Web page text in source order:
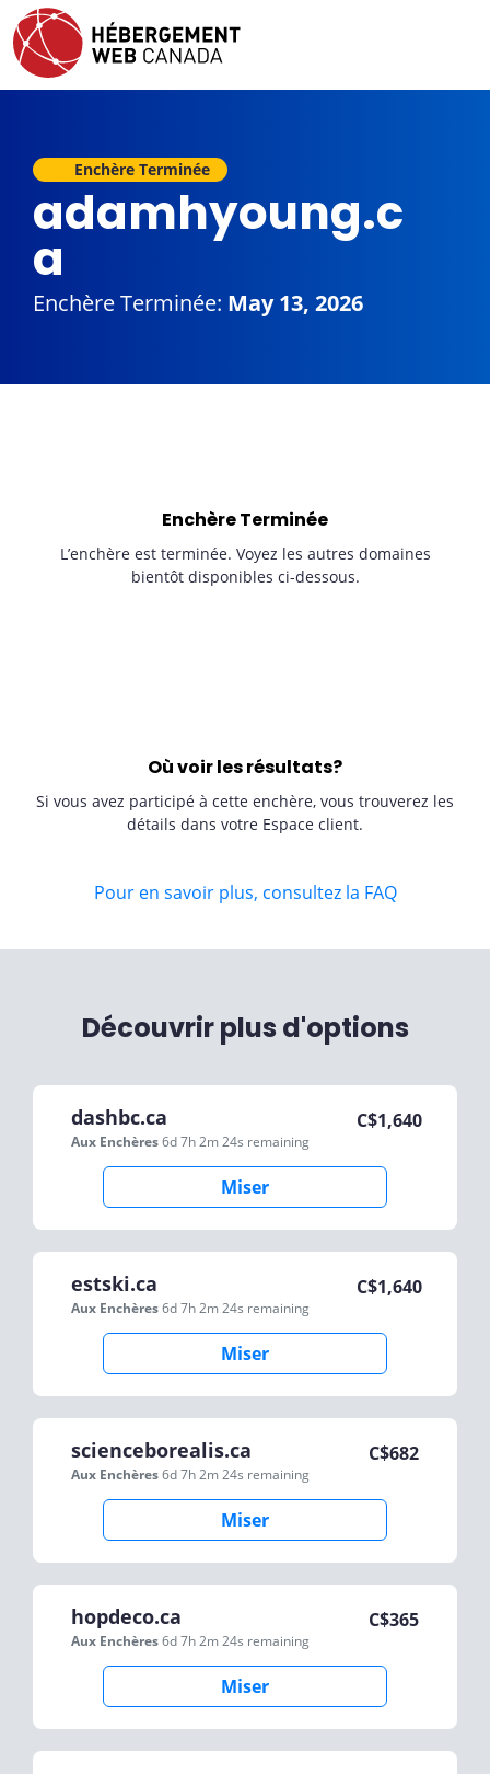
Enchère Terminée
adamhyoung.c
a
Enchère Terminée: May 13, 2026
Enchère Terminée
L’enchère est terminée. Voyez les autres domaines
bientôt disponibles ci-dessous.
Où voir les résultats?
Si vous avez participé à cette enchère, vous trouverez les
détails dans votre Espace client.
Pour en savoir plus, consultez la FAQ
Découvrir plus d'options
dashbc.ca
Aux Enchères6d 7h 2m 24s remaining
C$1,640
Miser
estski.ca
Aux Enchères6d 7h 2m 24s remaining
C$1,640
Miser
scienceborealis.ca
Aux Enchères6d 7h 2m 24s remaining
C$682
Miser
hopdeco.ca
Aux Enchères6d 7h 2m 24s remaining
C$365
Miser